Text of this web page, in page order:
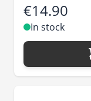
€14.90
In stock